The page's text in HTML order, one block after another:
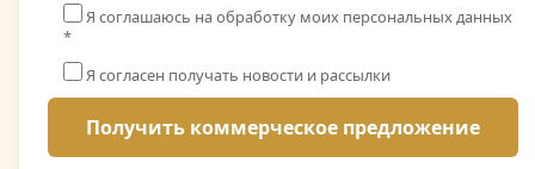
Я соглашаюсь на обработку моих персональных данных
*
Я согласен получать новости и рассылки